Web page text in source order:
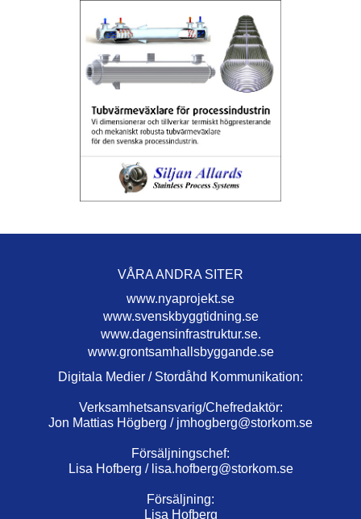
VÅRA ANDRA SITER
www.nyaprojekt.se
www.svenskbyggtidning.se
www.dagensinfrastruktur.se.
www.grontsamhallsbyggande.se
Digitala Medier / Stordåhd Kommunikation:
Verksamhetsansvarig/Chefredaktör:
Jon Mattias Högberg / jmhogberg@storkom.se
Försäljningschef:
Lisa Hofberg / lisa.hofberg@storkom.se
Försäljning:
Lisa Hofberg